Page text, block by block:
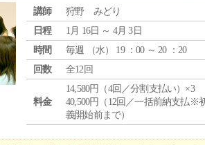
講師
狩野 みどり
日程
1月 16日 ～ 4月 3日
時間
毎週 （水） 19 ：00 ～ 20 ：20
回数
全12回
料金
14,580円（4回／分割支払い）×3
40,500円（12回／一括前納支払※
義開始前まで）